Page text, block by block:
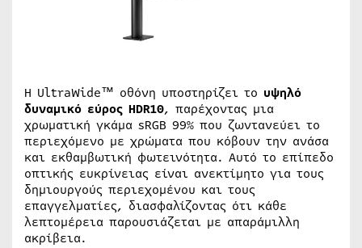
H UltraWide™ οθόνη υποστηρίζει το υψηλό
δυναμικό εύρος HDR10, παρέχοντας μια
χρωματική γκάμα sRGB 99% που ζωντανεύει το
περιεχόμενο με χρώματα που κόβουν την ανάσα
και εκθαμβωτική φωτεινότητα. Αυτό το επίπεδο
οπτικής ευκρίνειας είναι ανεκτίμητο για τους
δημιουργούς περιεχομένου και τους
επαγγελματίες, διασφαλίζοντας ότι κάθε
λεπτομέρεια παρουσιάζεται με απαράμιλλη
ακρίβεια.